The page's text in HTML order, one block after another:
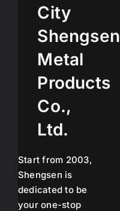
City
Shengsen
Metal
Products
Co.,
Ltd.
Start from 2003,
Shengsen is
dedicated to be
your one-stop